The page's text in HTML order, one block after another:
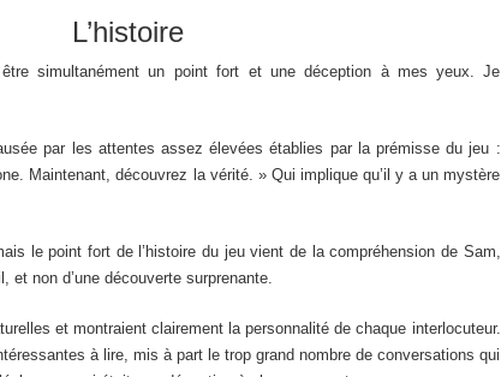
L’histoire
être simultanément un point fort et une déception à mes yeux. Je
par les attentes assez élevées établies par la prémisse du jeu :
Maintenant, découvrez la vérité. » Qui implique qu’il y a un mystère
le point fort de l’histoire du jeu vient de la compréhension de Sam,
et non d’une découverte surprenante.
et montraient clairement la personnalité de chaque interlocuteur.
à lire, mis à part le trop grand nombre de conversations qui